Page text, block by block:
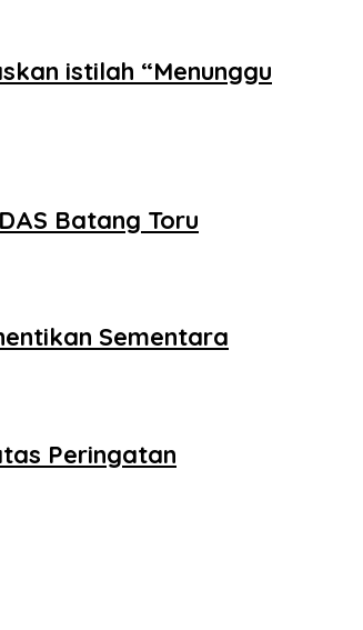
istilah “Menunggu
Batang Toru
Sementara
Peringatan